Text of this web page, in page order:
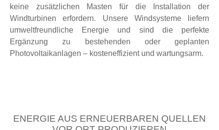
keine zusätzlichen Masten für die Installation der
Windturbinen erfordern. Unsere Windsysteme liefern
umweltfreundliche Energie und sind die perfekte
Ergänzung zu bestehenden oder geplanten
Photovoltaikanlagen – kosteneffizient und wartungsarm.
ENERGIE AUS ERNEUERBAREN QUELLEN